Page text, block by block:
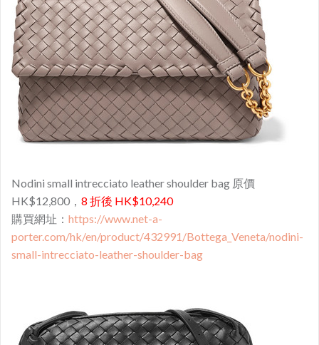
Nodini small intrecciato leather shoulder bag 原價
HK$12,800， 8 折後 HK$10,240
購買網址： https://www.net-a-
porter.com/hk/en/product/432991/Bottega_Veneta/nodini-
small-intrecciato-leather-shoulder-bag